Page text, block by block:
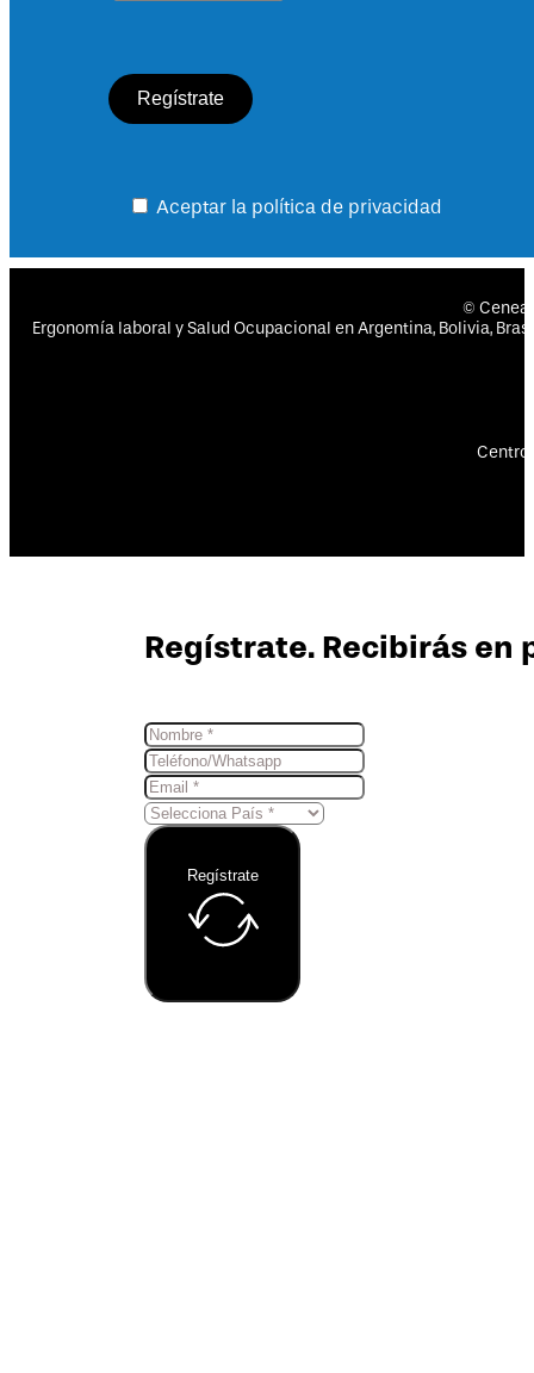
Aceptar la política de privacidad
©
Ergonomía laboral y Salud Ocupacional en Argentina, Bolivia,
Centro
Regístrate. Recibirás en
Regístrate